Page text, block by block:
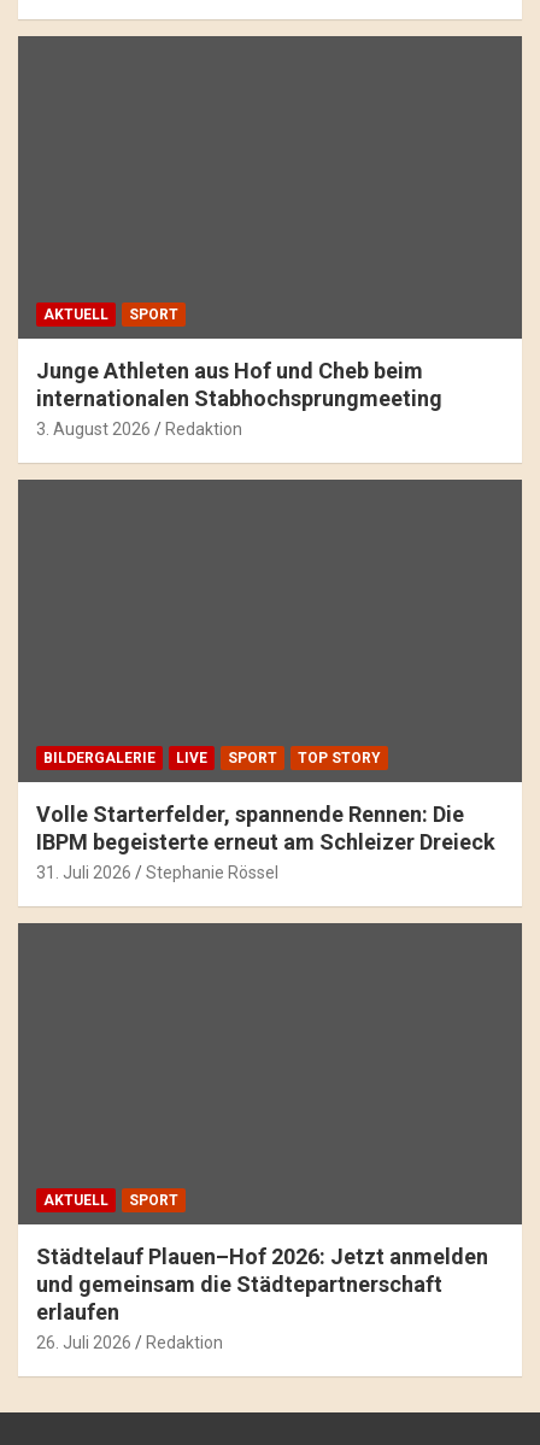
AKTUELL SPORT
Junge Athleten aus Hof und Cheb beim
internationalen Stabhochsprungmeeting
3. August 2026 Redaktion
BILDERGALERIE LIVE SPORT TOP STORY
Volle Starterfelder, spannende Rennen: Die
IBPM begeisterte erneut am Schleizer Dreieck
31. Juli 2026 Stephanie Rössel
AKTUELL SPORT
Städtelauf Plauen–Hof 2026: Jetzt anmelden
und gemeinsam die Städtepartnerschaft
erlaufen
26. Juli 2026 Redaktion